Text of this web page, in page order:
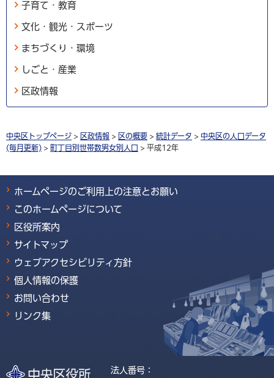
子育て・教育
文化・観光・スポーツ
まちづくり・環境
しごと・産業
区政情報
中央区トップページ > 区政情報 > 区の概要 > 統計データ > 中央区の人口データ
(毎月更新) > 町丁目別世帯数男女別人口 > 平成12年
ホームページのご利用上の注意とお願い
このホームページについて
区役所案内
サイトマップ
ウェブアクセシビリティ方針
個人情報の保護
お問い合わせ
リンク集
法人番号：